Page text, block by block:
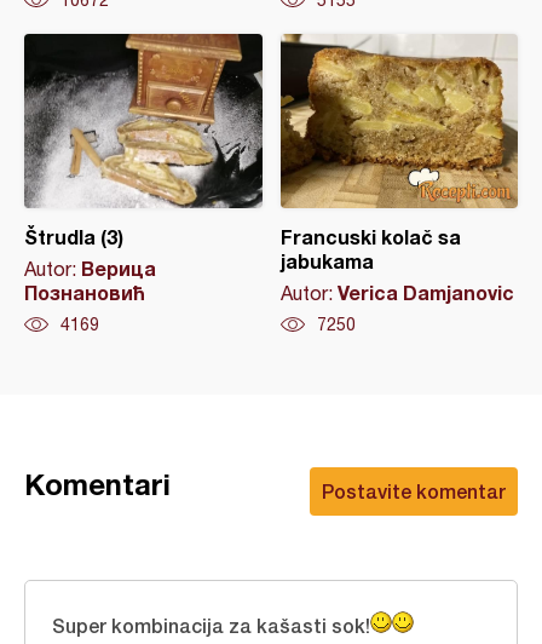
Štrudla (3)
Autor: Верица
Познановић
4169
Francuski kolač sa
jabukama
Autor: Verica Damjanovic
7250
Postavite komentar
Komentari
Super kombinacija za kašasti sok!